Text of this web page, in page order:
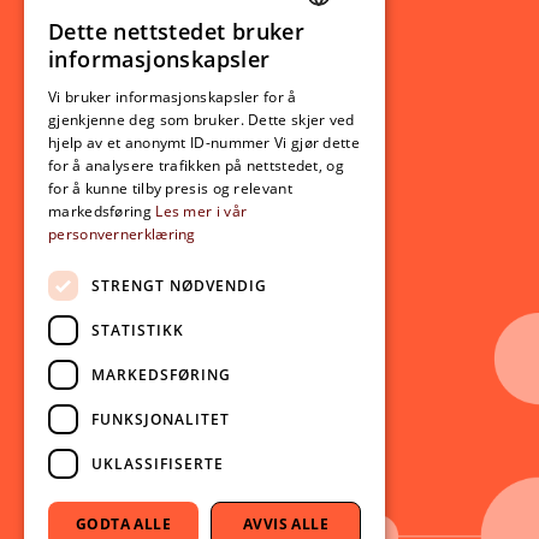
Ny student
Utveksling
Opptak
Lov- og regelverk
Aktuelt
Nyheter
Arrangementer
Nyhetsbrev
Ledige stillinger
Følg oss på sosiale medier:
Facebook
Instagram
Youtube
LinkedIn
NORWEGIAN
Dette nettstedet bruker
informasjonskapsler
Vi bruker informasjonskapsler for å
gjenkjenne deg som bruker. Dette skjer ved
hjelp av et anonymt ID-nummer Vi gjør dette
for å analysere trafikken på nettstedet, og
for å kunne tilby presis og relevant
markedsføring Les mer i vår
personvernerklæring
STRENGT NØDVENDIG
STATISTIKK
MARKEDSFØRING
FUNKSJONALITET
UKLASSIFISERTE
GODTA ALLE AVVIS ALLE